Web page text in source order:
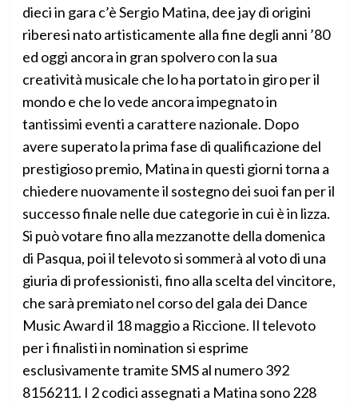
dieci in gara c’è Sergio Matina, dee jay di origini
riberesi nato artisticamente alla fine degli anni ’80
ed oggi ancora in gran spolvero con la sua
creatività musicale che lo ha portato in giro per il
mondo e che lo vede ancora impegnato in
tantissimi eventi a carattere nazionale. Dopo
avere superato la prima fase di qualificazione del
prestigioso premio, Matina in questi giorni torna a
chiedere nuovamente il sostegno dei suoi fan per il
successo finale nelle due categorie in cui è in lizza.
Si può votare fino alla mezzanotte della domenica
di Pasqua, poi il televoto si sommerà al voto di una
giuria di professionisti, fino alla scelta del vincitore,
che sarà premiato nel corso del gala dei Dance
Music Award il 18 maggio a Riccione. Il televoto
per i finalisti in nomination si esprime
esclusivamente tramite SMS al numero 392
8156211. I 2 codici assegnati a Matina sono 228